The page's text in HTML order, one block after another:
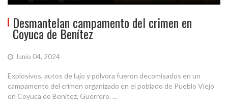
Desmantelan campamento del crimen en
Coyuca de Benítez
Junio 04, 2024
Explosivos, autos de lujo y pólvora fueron decomisados en un
campamento del crimen organizado en el poblado de Pueblo Viejo
en Coyuca de Benítez, Guerrero. ...